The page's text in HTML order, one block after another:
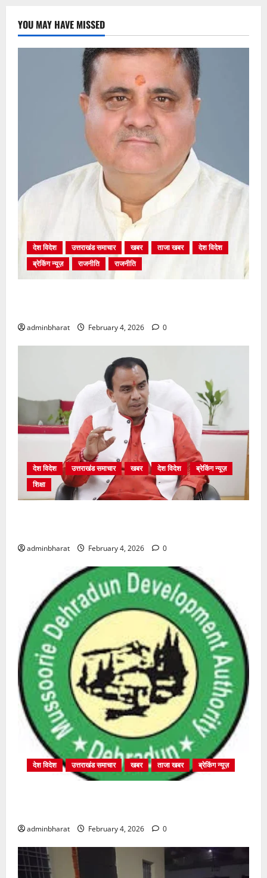
YOU MAY HAVE MISSED
देश विदेश उत्तराखंड समाचार खबर ताजा खबर
देश विदेश
ब्रेकिंग न्यूज़
राजनीति राजनीति
adminbharat February 4, 2026 0
देश विदेश उत्तराखंड समाचार खबर देश विदेश
ब्रेकिंग न्यूज़
शिक्षा
adminbharat February 4, 2026 0
देश विदेश उत्तराखंड समाचार खबर ताजा खबर ब्रेकिंग न्यूज़
adminbharat February 4, 2026 0